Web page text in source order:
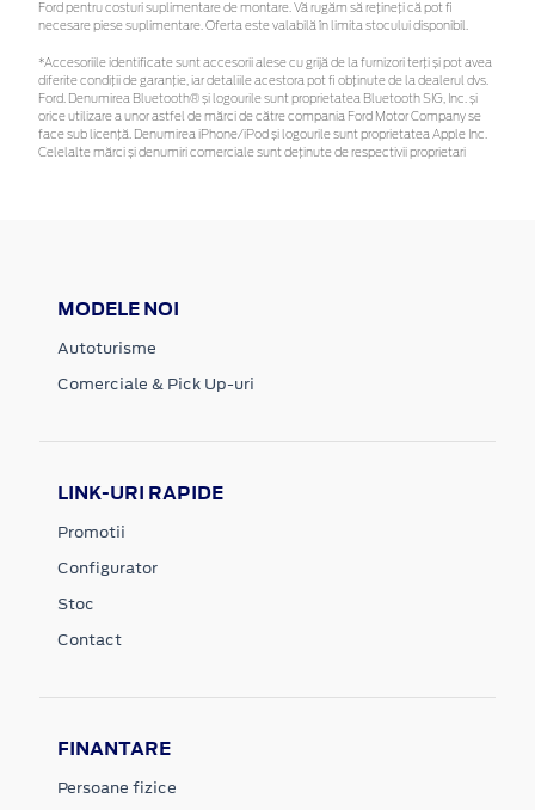
Ford pentru costuri suplimentare de montare. Vă rugăm să rețineți că pot fi
necesare piese suplimentare. Oferta este valabilă în limita stocului disponibil.
*Accesoriile identificate sunt accesorii alese cu grijă de la furnizori terți și pot avea
diferite condiții de garanție, iar detaliile acestora pot fi obținute de la dealerul dvs.
Ford. Denumirea Bluetooth® și logourile sunt proprietatea Bluetooth SIG, Inc. și
orice utilizare a unor astfel de mărci de către compania Ford Motor Company se
face sub licență. Denumirea iPhone/iPod și logourile sunt proprietatea Apple Inc.
Celelalte mărci și denumiri comerciale sunt deținute de respectivii proprietari
MODELE NOI
Autoturisme
Comerciale & Pick Up-uri
LINK-URI RAPIDE
Promotii
Configurator
Stoc
Contact
FINANTARE
Persoane fizice